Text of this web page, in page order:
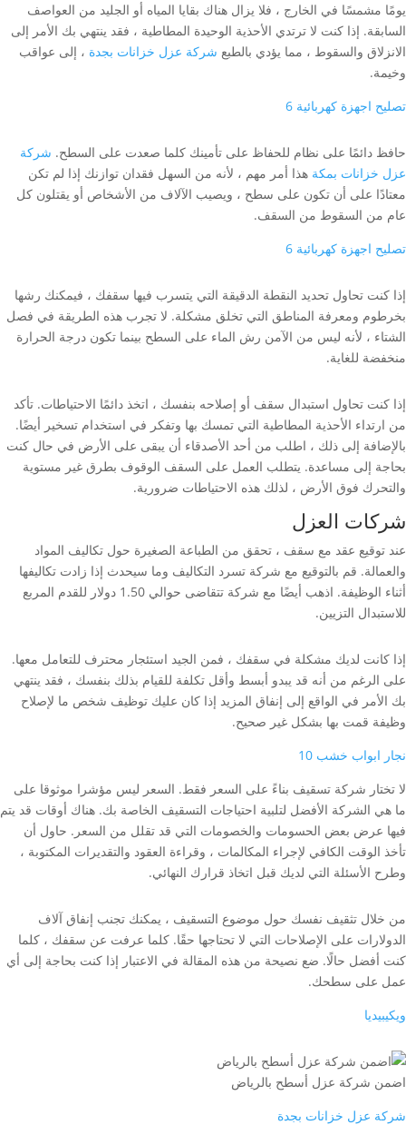
يومًا مشمسًا في الخارج ، فلا يزال هناك بقايا المياه أو الجليد من العواصف
السابقة. إذا كنت لا ترتدي الأحذية الوحيدة المطاطية ، فقد ينتهي بك الأمر إلى
الانزلاق والسقوط ، مما يؤدي بالطبع شركة عزل خزانات بجدة ، إلى عواقب
وخيمة.
تصليح اجهزة كهربائية 6
حافظ دائمًا على نظام للحفاظ على تأمينك كلما صعدت على السطح. شركة
عزل خزانات بمكة هذا أمر مهم ، لأنه من السهل فقدان توازنك إذا لم تكن
معتادًا على أن تكون على سطح ، ويصيب الآلاف من الأشخاص أو يقتلون كل
عام من السقوط من السقف.
تصليح اجهزة كهربائية 6
إذا كنت تحاول تحديد النقطة الدقيقة التي يتسرب فيها سقفك ، فيمكنك رشها
بخرطوم ومعرفة المناطق التي تخلق مشكلة. لا تجرب هذه الطريقة في فصل
الشتاء ، لأنه ليس من الآمن رش الماء على السطح بينما تكون درجة الحرارة
منخفضة للغاية.
إذا كنت تحاول استبدال سقف أو إصلاحه بنفسك ، اتخذ دائمًا الاحتياطات. تأكد
من ارتداء الأحذية المطاطية التي تمسك بها وتفكر في استخدام تسخير أيضًا.
بالإضافة إلى ذلك ، اطلب من أحد الأصدقاء أن يبقى على الأرض في حال كنت
بحاجة إلى مساعدة. يتطلب العمل على السقف الوقوف بطرق غير مستوية
والتحرك فوق الأرض ، لذلك هذه الاحتياطات ضرورية.
شركات العزل
عند توقيع عقد مع سقف ، تحقق من الطباعة الصغيرة حول تكاليف المواد
والعمالة. قم بالتوقيع مع شركة تسرد التكاليف وما سيحدث إذا زادت تكاليفها
أثناء الوظيفة. اذهب أيضًا مع شركة تتقاضى حوالي 1.50 دولار للقدم المربع
للاستبدال التزيين.
إذا كانت لديك مشكلة في سقفك ، فمن الجيد استئجار محترف للتعامل معها.
على الرغم من أنه قد يبدو أبسط وأقل تكلفة للقيام بذلك بنفسك ، فقد ينتهي
بك الأمر في الواقع إلى إنفاق المزيد إذا كان عليك توظيف شخص ما لإصلاح
وظيفة قمت بها بشكل غير صحيح.
نجار ابواب خشب 10
لا تختار شركة تسقيف بناءً على السعر فقط. السعر ليس مؤشرا موثوقا على
ما هي الشركة الأفضل لتلبية احتياجات التسقيف الخاصة بك. هناك أوقات قد يتم
فيها عرض بعض الحسومات والخصومات التي قد تقلل من السعر. حاول أن
تأخذ الوقت الكافي لإجراء المكالمات ، وقراءة العقود والتقديرات المكتوبة ،
وطرح الأسئلة التي لديك قبل اتخاذ قرارك النهائي.
من خلال تثقيف نفسك حول موضوع التسقيف ، يمكنك تجنب إنفاق آلاف
الدولارات على الإصلاحات التي لا تحتاجها حقًا. كلما عرفت عن سقفك ، كلما
كنت أفضل حالًا. ضع نصيحة من هذه المقالة في الاعتبار إذا كنت بحاجة إلى أي
عمل على سطحك.
ويكيبيديا
اضمن شركة عزل أسطح بالرياض
شركة عزل خزانات بجدة